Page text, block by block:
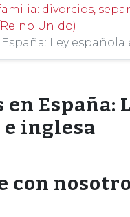
divorcios,
Unido)
Ley española
España:
e inglesa
con